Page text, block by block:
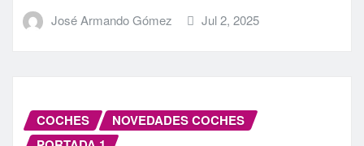
José Armando Gómez Jul 2, 2025
COCHES
NOVEDADES COCHES